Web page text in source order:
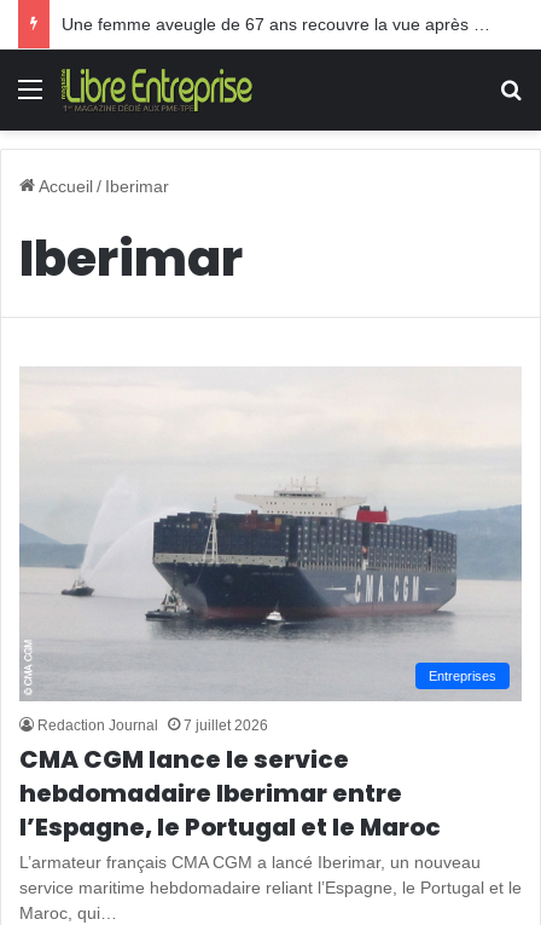
Menu
Accueil/ Iberimar
Iberimar
Entreprises
Redaction Journal 7 juillet 2026
CMA CGM lance le service
hebdomadaire Iberimar entre
l’Espagne, le Portugal et le Maroc
L’armateur français CMA CGM a lancé Iberimar, un nouveau
service maritime hebdomadaire reliant l’Espagne, le Portugal et le
Maroc, qui…